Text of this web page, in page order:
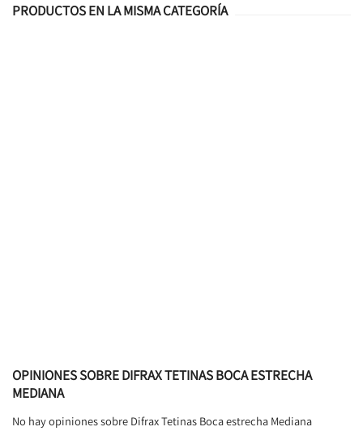
PRODUCTOS EN LA MISMA CATEGORÍA
OPINIONES SOBRE DIFRAX TETINAS BOCA ESTRECHA
MEDIANA
No hay opiniones sobre Difrax Tetinas Boca estrecha Mediana